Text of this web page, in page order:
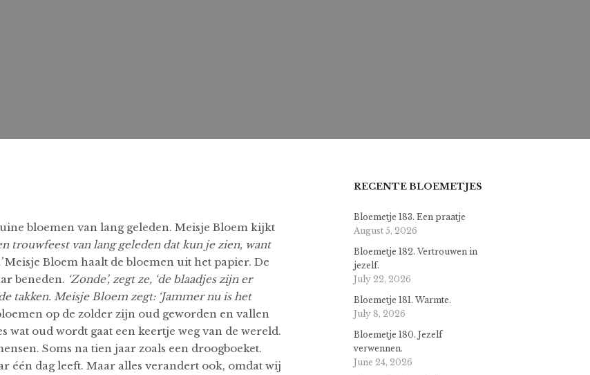
bloemen van lang geleden. Meisje Bloem kijkt
trouwfeest van lang geleden dat kun je zien, want
Meisje Bloem haalt de bloemen uit het papier. De
beneden. ‘Zonde’, zegt ze, ‘de blaadjes zijn er
takken. Meisje Bloem zegt: ‘Jammer nu is het
op de zolder zijn oud geworden en vallen
wat oud wordt gaat een keertje weg van de wereld.
Soms na tien jaar zoals een droogboeket.
één dag leeft. Maar alles verandert ook, omdat wij
RECENTE BLOEMETJES
Bloemetje 183. Een praatje
August 5, 2026
Bloemetje 182. Vertrouwen in
jezelf.
July 22, 2026
Bloemetje 181. Warmte.
July 8, 2026
Bloemetje 180. Jezelf
verwennen.
June 24, 2026